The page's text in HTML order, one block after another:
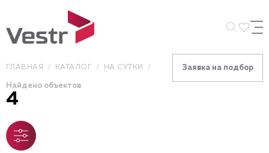
Искать
ГЛАВНАЯ КАТАЛОГ НА СУТКИ Заявка на подбор
Найдено объектов
4